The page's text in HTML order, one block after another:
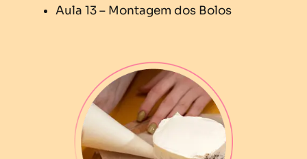
Aula 13 – Montagem dos Bolos